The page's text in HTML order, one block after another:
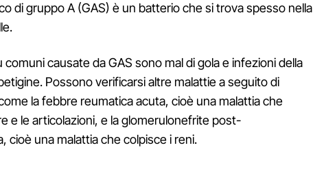
di gruppo A (GAS) è un batterio che si trova spesso nella
comuni causate da GAS sono mal di gola e infezioni della
Possono verificarsi altre malattie a seguito di
la febbre reumatica acuta, cioè una malattia che
e le articolazioni, e la glomerulonefrite post-
cioè una malattia che colpisce i reni.